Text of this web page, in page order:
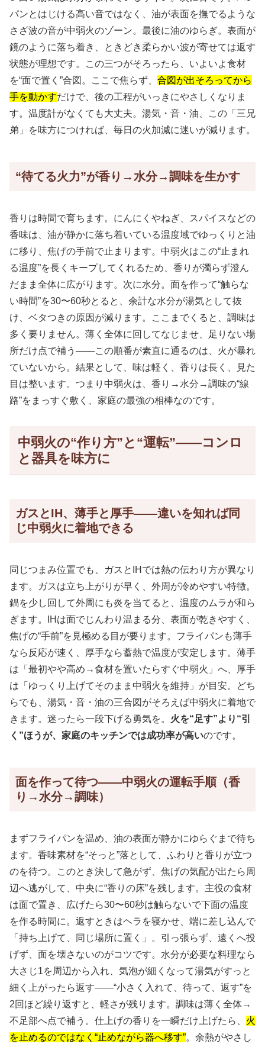
パンとはじける高い音ではなく、油が表面を撫でるような
さざ波の音が中弱火のゾーン。最後に油のゆらぎ。表面が
鏡のように落ち着き、ときどき柔らかい波が寄せては返す
状態が理想です。この三つがそろったら、いよいよ食材
を“面で置く”合図。ここで焦らず、 合図が出そろってから
手を動かすだけで、後の工程がいっきにやさしくなりま
す。温度計がなくても大丈夫。湯気・音・油、この「三兄
弟」を味方につければ、毎日の火加減に迷いが減ります。
“待てる火力”が香り→水分→調味を生かす
香りは時間で育ちます。にんにくやねぎ、スパイスなどの
香味は、油が静かに落ち着いている温度域でゆっくりと油
に移り、焦げの手前で止まります。中弱火はこの“止まれ
る温度”を長くキープしてくれるため、香りが濁らず澄ん
だまま全体に広がります。次に水分。面を作って“触らな
い時間”を30〜60秒とると、余計な水分が湯気として抜
け、ベタつきの原因が減ります。ここまでくると、調味は
多く要りません。薄く全体に回してなじませ、足りない場
所だけ点で補う——この順番が素直に通るのは、火が暴れ
ていないから。結果として、味は軽く、香りは長く、見た
目は整います。つまり中弱火は、香り→水分→調味の“線
路”をまっすぐ敷く、家庭の最強の相棒なのです。
中弱火の“作り方”と“運転”——コンロ
と器具を味方に
ガスとIH、薄手と厚手——違いを知れば同
じ中弱火に着地できる
同じつまみ位置でも、ガスとIHでは熱の伝わり方が異なり
ます。ガスは立ち上がりが早く、外周が冷めやすい特徴。
鍋を少し回して外周にも炎を当てると、温度のムラが和ら
ぎます。IHは面でじんわり温まる分、表面が乾きやすく、
焦げの“手前”を見極める目が要ります。フライパンも薄手
なら反応が速く、厚手なら蓄熱で温度が安定します。薄手
は「最初やや高め→食材を置いたらすぐ中弱火」へ、厚手
は「ゆっくり上げてそのまま中弱火を維持」が目安。どち
らでも、湯気・音・油の三合図がそろえば中弱火に着地で
きます。迷ったら一段下げる勇気を。 火を“足す”より“引
く”ほうが、家庭のキッチンでは成功率が高いのです。
面を作って待つ——中弱火の運転手順（香
り→水分→調味）
まずフライパンを温め、油の表面が静かにゆらぐまで待ち
ます。香味素材を“そっと”落として、ふわりと香りが立つ
のを待つ。このとき決して急がず、焦げの気配が出たら周
辺へ逃がして、中央に“香りの床”を残します。主役の食材
は面で置き、広げたら30〜60秒は触らないで下面の温度
を作る時間に。返すときはヘラを寝かせ、端に差し込んで
「持ち上げて、同じ場所に置く」。引っ張らず、遠くへ投
げず、面を壊さないのがコツです。水分が必要な料理なら
大さじ1を周辺から入れ、気泡が細くなって湯気がすっと
細く上がったら返す——“小さく入れて、待って、返す”を
2回ほど繰り返すと、軽さが残ります。調味は薄く全体→
不足部へ点で補う。仕上げの香りを一瞬だけ上げたら、 火
を止めるのではなく“止めながら器へ移す”。余熱がやさし